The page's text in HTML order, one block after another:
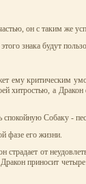
он с таким же
знака будут
ему критическим
хитростью, а
Собаку -
фазе его жизни.
от
приносит